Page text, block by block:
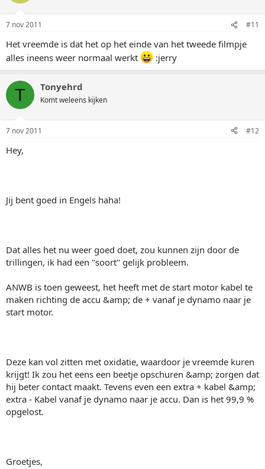
7 nov 2011 #11
Het vreemde is dat het op het einde van het tweede filmpje
alles ineens weer normaal werkt
:jerry
T Tonyehrd
Komt weleens kijken
7 nov 2011 #12
Hey,
Jij bent goed in Engels haha!
Dat alles het nu weer goed doet, zou kunnen zijn door de
trillingen, ik had een ''soort'' gelijk probleem.
ANWB is toen geweest, het heeft met de start motor kabel te
maken richting de accu &amp; de + vanaf je dynamo naar je
start motor.
Deze kan vol zitten met oxidatie, waardoor je vreemde kuren
krijgt! Ik zou het eens een beetje opschuren &amp; zorgen dat
hij beter contact maakt. Tevens even een extra + kabel &amp;
extra - Kabel vanaf je dynamo naar je accu. Dan is het 99,9 %
opgelost.
Groetjes,